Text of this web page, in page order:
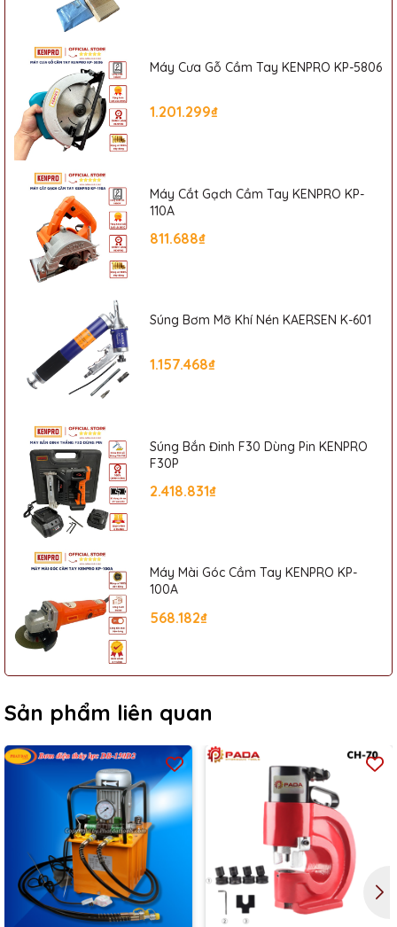
Website:sieuthiphatdat.vn
Địa chỉ: Số 405 Đường Nguyễn Khoái, Phường Thanh Trì, Quận
Hoàng Mai, Hà Nội
Hotline:0835616818
Máy Cưa Gỗ Cầm Tay KENPRO KP-5806
1.201.299₫
Máy Cắt Gạch Cầm Tay KENPRO KP-
110A
811.688₫
Súng Bơm Mỡ Khí Nén KAERSEN K-601
1.157.468₫
Súng Bắn Đinh F30 Dùng Pin KENPRO
F30P
2.418.831₫
Máy Mài Góc Cầm Tay KENPRO KP-
100A
568.182₫
Sản phẩm liên quan